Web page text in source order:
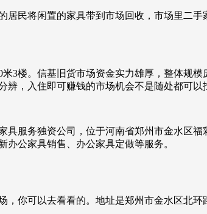
民将闲置的家具带到市场回收，市场里二
3楼。信基旧货市场资金实力雄厚，整体规
，入住即可赚钱的市场机会不是随处都可以
具服务独资公司，位于河南省郑州市金水区
公家具销售、办公家具定做等服务。
你可以去看看的。地址是郑州市金水区北